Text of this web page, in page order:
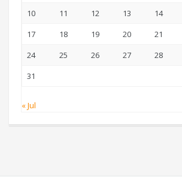
10
11 12 13 14
17
18 19 20 21
24
25 26 27 28
31
« Jul